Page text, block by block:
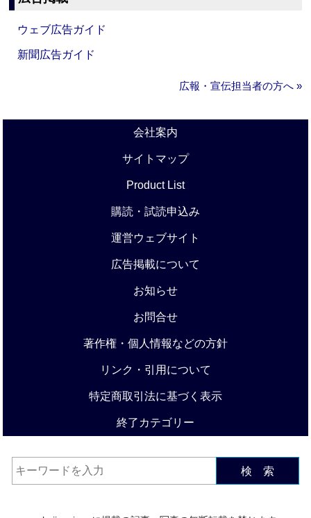
ウェブ広告ガイド
新聞広告ガイド
広報・宣伝担当者の方へ »
会社案内
サイトマップ
Product List
購読・試読申込み
運営ウェブサイト
広告掲載について
お知らせ
お問合せ
著作権・個人情報などの方針
リンク・引用について
特定商取引法に基づく表示
終了カテゴリー
検 索